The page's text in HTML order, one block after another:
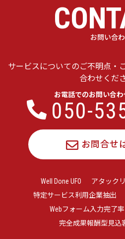
お問い合
サービスについてのご不明点・
合わせくだ
お電話でのお問い合わ
050-
お問合せ
Well Done UFO
アタック
特定サービス利用企業抽出
Webフォーム入力完了
完全成果報酬型見込